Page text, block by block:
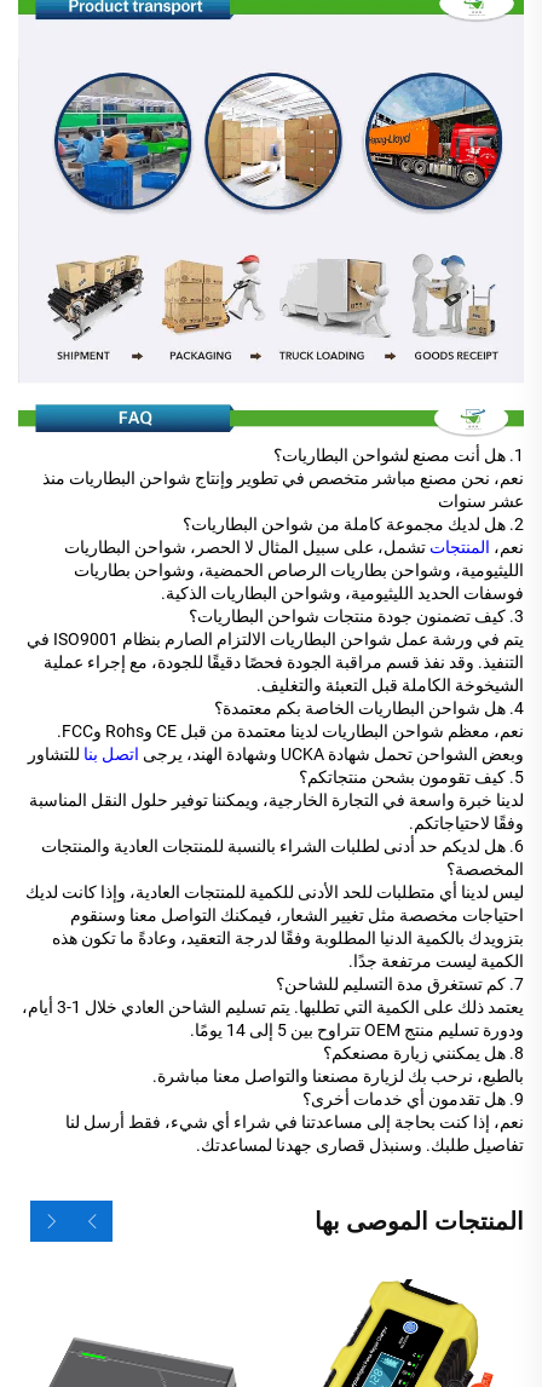
1. هل أنت مصنع لشواحن البطاريات؟
نعم، نحن مصنع مباشر متخصص في تطوير وإنتاج شواحن البطاريات منذ
عشر سنوات
2. هل لديك مجموعة كاملة من شواحن البطاريات؟
نعم، المنتجات تشمل، على سبيل المثال لا الحصر، شواحن البطاريات
الليثيومية، وشواحن بطاريات الرصاص الحمضية، وشواحن بطاريات
فوسفات الحديد الليثيومية، وشواحن البطاريات الذكية.
3. كيف تضمنون جودة منتجات شواحن البطاريات؟
يتم في ورشة عمل شواحن البطاريات الالتزام الصارم بنظام ISO9001 في
التنفيذ. وقد نفذ قسم مراقبة الجودة فحصًا دقيقًا للجودة، مع إجراء عملية
الشيخوخة الكاملة قبل التعبئة والتغليف.
4. هل شواحن البطاريات الخاصة بكم معتمدة؟
نعم، معظم شواحن البطاريات لدينا معتمدة من قبل CE وRohs وFCC.
وبعض الشواحن تحمل شهادة UCKA وشهادة الهند، يرجى
اتصل بنا للتشاور
5. كيف تقومون بشحن منتجاتكم؟
لدينا خبرة واسعة في التجارة الخارجية، ويمكننا توفير حلول النقل المناسبة
وفقًا لاحتياجاتكم.
6. هل لديكم حد أدنى لطلبات الشراء بالنسبة للمنتجات العادية والمنتجات
المخصصة؟
ليس لدينا أي متطلبات للحد الأدنى للكمية للمنتجات العادية، وإذا كانت لديك
احتياجات مخصصة مثل تغيير الشعار، فيمكنك التواصل معنا وسنقوم
بتزويدك بالكمية الدنيا المطلوبة وفقًا لدرجة التعقيد، وعادةً ما تكون هذه
الكمية ليست مرتفعة جدًا.
7. كم تستغرق مدة التسليم للشاحن؟
يعتمد ذلك على الكمية التي تطلبها. يتم تسليم الشاحن العادي خلال 1-3 أيام،
ودورة تسليم منتج OEM تتراوح بين 5 إلى 14 يومًا.
8. هل يمكنني زيارة مصنعكم؟
بالطبع، نرحب بك لزيارة مصنعنا والتواصل معنا مباشرة.
9. هل تقدمون أي خدمات أخرى؟
نعم، إذا كنت بحاجة إلى مساعدتنا في شراء أي شيء، فقط أرسل لنا
تفاصيل طلبك. وسنبذل قصارى جهدنا لمساعدتك.
المنتجات الموصى بها